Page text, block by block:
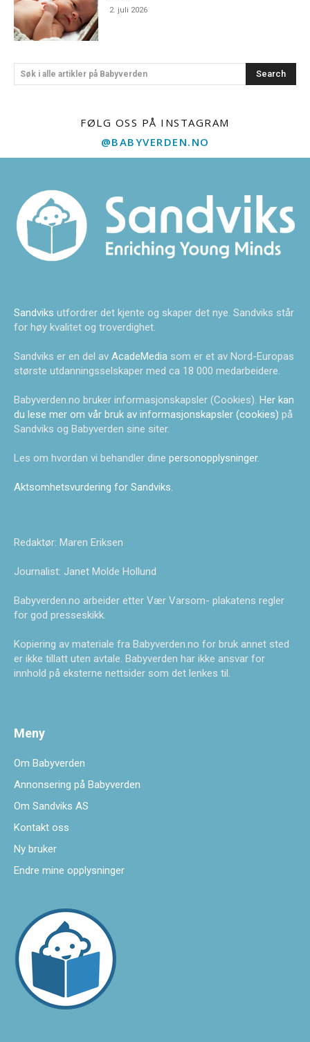
2. juli 2026
Søk i alle artikler på Babyverden Search
FØLG OSS PÅ INSTAGRAM
@BABYVERDEN.NO
Sandviks utfordrer det kjente og skaper det nye. Sandviks står
for høy kvalitet og troverdighet.
Sandviks er en del av AcadeMedia som er et av Nord-Europas
største utdanningsselskaper med ca 18 000 medarbeidere.
Babyverden.no bruker informasjonskapsler (Cookies). Her kan
du lese mer om vår bruk av informasjonskapsler (cookies) på
Sandviks og Babyverden sine siter.
Les om hvordan vi behandler dine personopplysninger.
Aktsomhetsvurdering for Sandviks
Redaktør: Maren Eriksen
Journalist: Janet Molde Hollund
Babyverden.no arbeider etter Vær Varsom- plakatens regler
for god presseskikk.
Kopiering av materiale fra Babyverden.no for bruk annet sted
er ikke tillatt uten avtale. Babyverden har ikke ansvar for
innhold på eksterne nettsider som det lenkes til.
Meny
Om Babyverden
Annonsering på Babyverden
Om Sandviks AS
Kontakt oss
Ny bruker
Endre mine opplysninger